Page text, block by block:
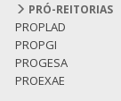
PRÓ-REITORIAS
PROPLAD
PROPGI
PROGESA
PROEXAE